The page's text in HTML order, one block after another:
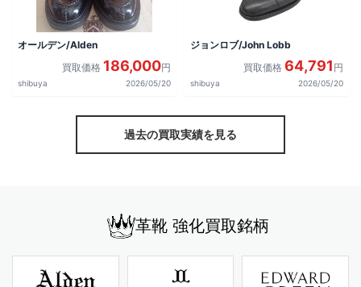
オールデン/Alden
買取価格 186,000円
shibuya 2026/05/20
ジョンロブ/John Lobb
買取価格 64,791 円
shibuya 2026/05/20
過去の買取実績を見る
革靴 強化買取銘柄